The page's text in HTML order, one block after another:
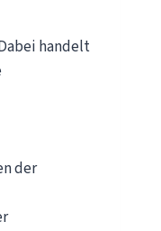
handelt
der